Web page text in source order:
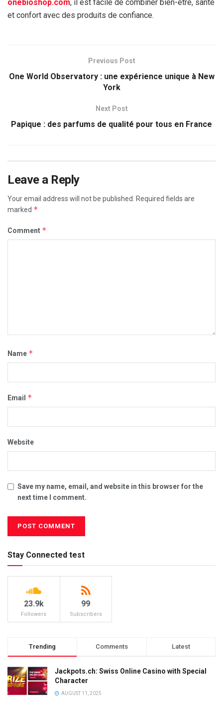
onebioshop.com, il est facile de combiner bien-être, santé
et confort avec des produits de confiance.
Previous Post
One World Observatory : une expérience unique à New
York
Next Post
Papique : des parfums de qualité pour tous en France
Leave a Reply
Your email address will not be published. Required fields are
marked *
Comment *
Name *
Email *
Website
Save my name, email, and website in this browser for the
next time I comment.
Stay Connected test
23.9k
Followers
99
Subscribers
Trending Comments Latest
Jackpots.ch: Swiss Online Casino with Special
Character
AUGUST 11, 2025